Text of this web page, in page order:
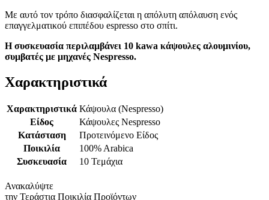
Με αυτό τον τρόπο διασφαλίζεται η απόλυτη απόλαυση ενός
επαγγελματικού επιπέδου espresso στο σπίτι.
Η συσκευασία περιλαμβάνει 10 kawa κάψουλες αλουμινίου,
συμβατές με μηχανές Nespresso.
Χαρακτηριστικά
Χαρακτηριστικά Κάψουλα (Nespresso)
Είδος
Κάψουλες Nespresso
Κατάσταση
Προτεινόμενο Είδος
Ποικιλία
100% Arabica
Συσκευασία
10 Τεμάχια
Ανακαλύψτε
την Τεράστια Ποικιλία Προϊόντων